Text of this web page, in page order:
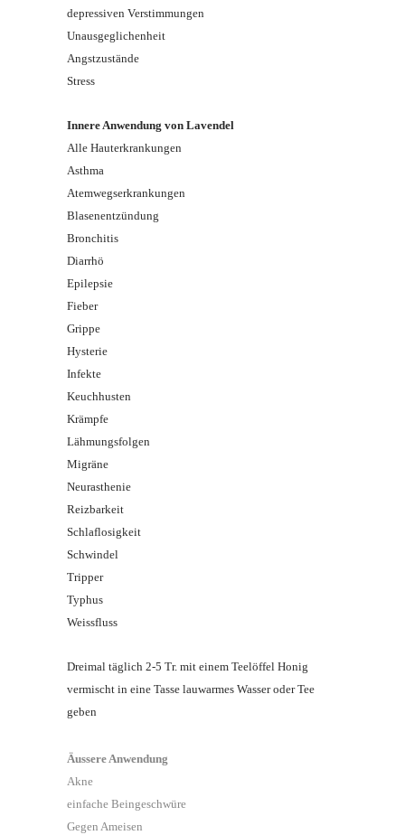
depressiven Verstimmungen
Unausgeglichenheit
Angstzustände
Stress
Innere Anwendung von Lavendel
Alle Hauterkrankungen
Asthma
Atemwegserkrankungen
Blasenentzündung
Bronchitis
Diarrhö
Epilepsie
Fieber
Grippe
Hysterie
Infekte
Keuchhusten
Krämpfe
Lähmungsfolgen
Migräne
Neurasthenie
Reizbarkeit
Schlaflosigkeit
Schwindel
Tripper
Typhus
Weissfluss
Dreimal täglich 2-5 Tr. mit einem Teelöffel Honig
vermischt in eine Tasse lauwarmes Wasser oder Tee
geben
Äussere Anwendung
Akne
einfache Beingeschwüre
Gegen Ameisen